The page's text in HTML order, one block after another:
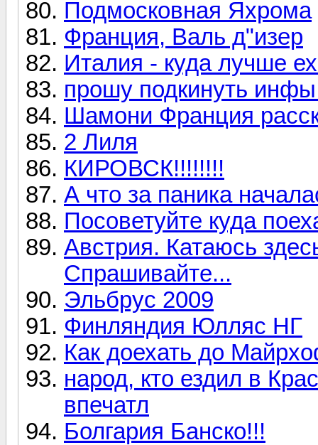
Подмосковная Яхрома
Франция, Валь д"изер
Италия - куда лучше
прошу подкинуть
Шамони Франция
2 Лиля
КИРОВСК!!!!!!!!
А что за паника
Посоветуйте куда
Австрия. Катаюсь
Спрашивайте...
Эльбрус 2009
Финляндия Юлляс НГ
Как доехать до
народ, кто ездил в
впечатл
Болгария Банско!!!